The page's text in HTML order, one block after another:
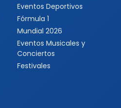
Eventos Deportivos
Fórmula 1
Mundial 2026
Eventos Musicales y
Conciertos
Festivales